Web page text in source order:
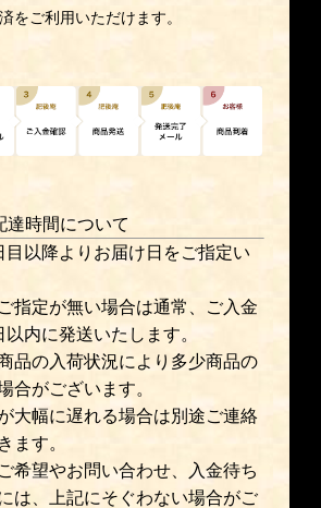
をご利用いただけます。
達時間について
目以降よりお届け日をご指定い
指定が無い場合は通常、ご入金
内に発送いたします。
品の入荷状況により多少商品の
合がございます。
大幅に遅れる場合は別途ご連絡
ます。
希望やお問い合わせ、入金待ち
は、上記にそぐわない場合がご